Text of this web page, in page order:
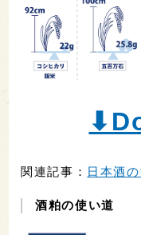
関連記事： 日本酒
酒粕の使い道